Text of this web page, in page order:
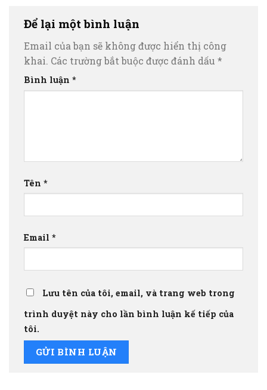
Để lại một bình luận
Email của bạn sẽ không được hiển thị công
khai. Các trường bắt buộc được đánh dấu *
Bình luận *
Tên *
Email *
Lưu tên của tôi, email, và trang web trong
trình duyệt này cho lần bình luận kế tiếp của
tôi.